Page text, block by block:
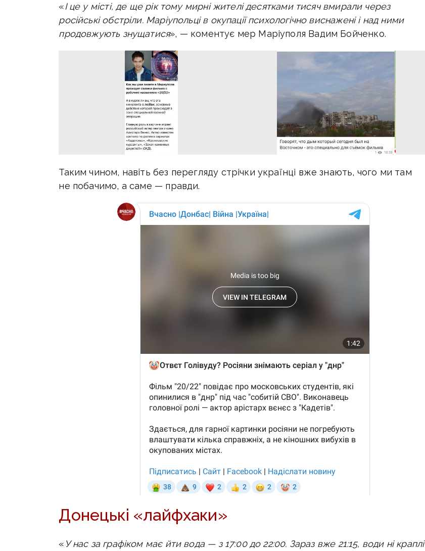
«І це у місті, де ще рік тому мирні жителі десятками тисяч вмирали через
російські обстріли. Маріупольці в окупації психологічно виснажені і над ними
продовжують знущатися», — коментує мер Маріуполя Вадим Бойченко.
Таким чином, навіть без перегляду стрічки українці вже знають, чого ми там
не побачимо, а саме — правди.
Донецькі «лайфхаки»
« У нас за графіком має йти вода — з 17:00 до 22:00. Зараз вже 21:15, води ні краплі